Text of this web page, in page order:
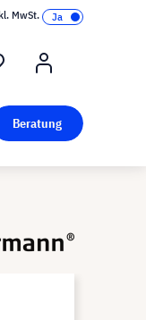
MwSt.
Beratung